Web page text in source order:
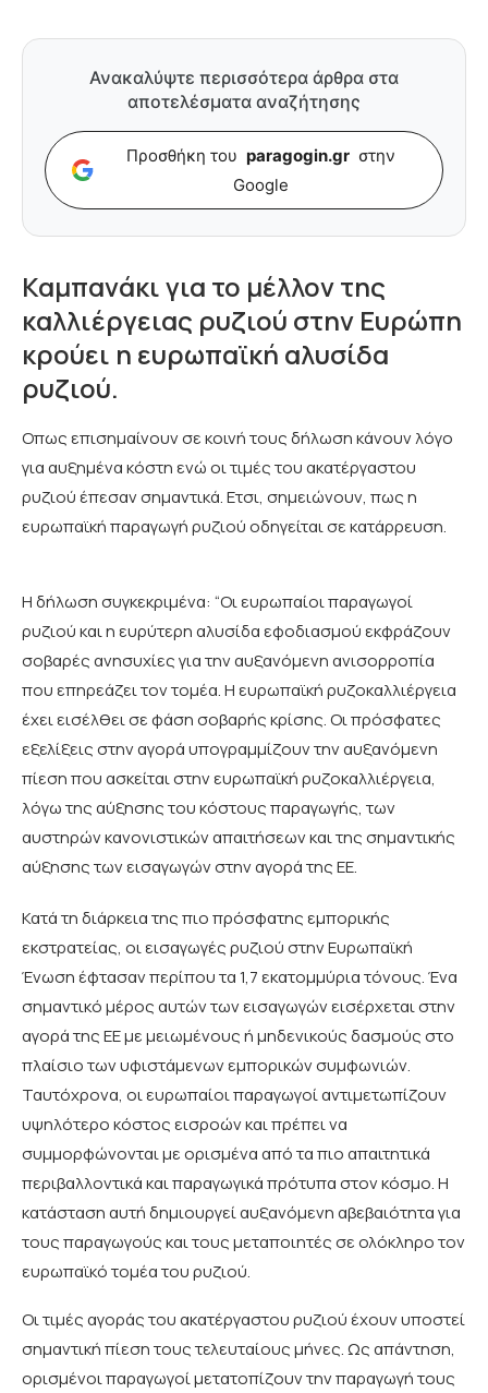
Ανακαλύψτε περισσότερα άρθρα στα
αποτελέσματα αναζήτησης
Προσθήκη του paragogin.gr στην
Google
Καμπανάκι για το μέλλον της
καλλιέργειας ρυζιού στην Ευρώπη
κρούει η ευρωπαϊκή αλυσίδα
ρυζιού.
Οπως επισημαίνουν σε κοινή τους δήλωση κάνουν λόγο
για αυξημένα κόστη ενώ οι τιμές του ακατέργαστου
ρυζιού έπεσαν σημαντικά. Ετσι, σημειώνουν, πως η
ευρωπαϊκή παραγωγή ρυζιού οδηγείται σε κατάρρευση.
Η δήλωση συγκεκριμένα: “Οι ευρωπαίοι παραγωγοί
ρυζιού και η ευρύτερη αλυσίδα εφοδιασμού εκφράζουν
σοβαρές ανησυχίες για την αυξανόμενη ανισορροπία
που επηρεάζει τον τομέα. Η ευρωπαϊκή ρυζοκαλλιέργεια
έχει εισέλθει σε φάση σοβαρής κρίσης. Οι πρόσφατες
εξελίξεις στην αγορά υπογραμμίζουν την αυξανόμενη
πίεση που ασκείται στην ευρωπαϊκή ρυζοκαλλιέργεια,
λόγω της αύξησης του κόστους παραγωγής, των
αυστηρών κανονιστικών απαιτήσεων και της σημαντικής
αύξησης των εισαγωγών στην αγορά της ΕΕ.
Κατά τη διάρκεια της πιο πρόσφατης εμπορικής
εκστρατείας, οι εισαγωγές ρυζιού στην Ευρωπαϊκή
Ένωση έφτασαν περίπου τα 1,7 εκατομμύρια τόνους. Ένα
σημαντικό μέρος αυτών των εισαγωγών εισέρχεται στην
αγορά της ΕΕ με μειωμένους ή μηδενικούς δασμούς στο
πλαίσιο των υφιστάμενων εμπορικών συμφωνιών.
Ταυτόχρονα, οι ευρωπαίοι παραγωγοί αντιμετωπίζουν
υψηλότερο κόστος εισροών και πρέπει να
συμμορφώνονται με ορισμένα από τα πιο απαιτητικά
περιβαλλοντικά και παραγωγικά πρότυπα στον κόσμο. Η
κατάσταση αυτή δημιουργεί αυξανόμενη αβεβαιότητα για
τους παραγωγούς και τους μεταποιητές σε ολόκληρο τον
ευρωπαϊκό τομέα του ρυζιού.
Οι τιμές αγοράς του ακατέργαστου ρυζιού έχουν υποστεί
σημαντική πίεση τους τελευταίους μήνες. Ως απάντηση,
ορισμένοι παραγωγοί μετατοπίζουν την παραγωγή τους